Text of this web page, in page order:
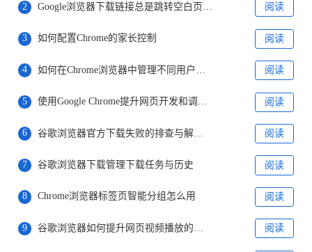
2 阅读
3 如何配置Chrome的家长控制 阅读
4 阅读
5 使用Google Chrome提升网页开发和调试速度 阅读
6 谷歌浏览器官方下载失败的排查与解决技巧 阅读
7 谷歌浏览器下载管理下载任务与历史 阅读
8 Chrome浏览器标签页智能分组怎么用 阅读
9 阅读